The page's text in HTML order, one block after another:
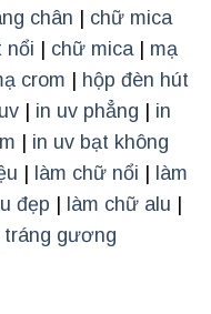
chân
chữ mica
nổi chữ mica| mạ
crom
hộp đèn hút
in uv phẳng
in
in uv bạt không
làm chữ nổi
làm
đẹp làm chữ alu
tráng gương